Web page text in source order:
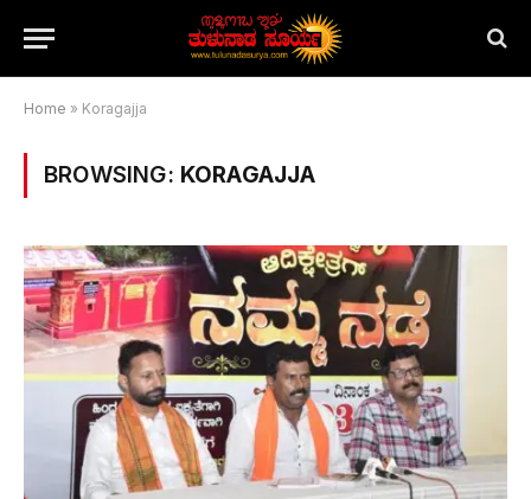
Home » Koragajja
BROWSING: KORAGAJJA